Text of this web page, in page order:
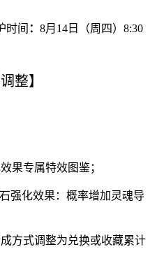
时间 ： 8月14日（周四）8:30
整】
果专属特效图鉴；
强化效果：概率增加灵魂导
方式调整为兑换或收藏累计